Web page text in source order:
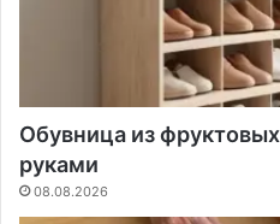
Обувница из
руками
08.08.2026